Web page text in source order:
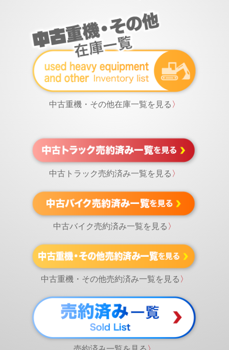
中古重機・その他在庫一覧を見る 〉
中古トラック売約済み一覧を見る 〉
中古バイク売約済み一覧を見る 〉
中古重機・その他売約済み一覧を見る 〉